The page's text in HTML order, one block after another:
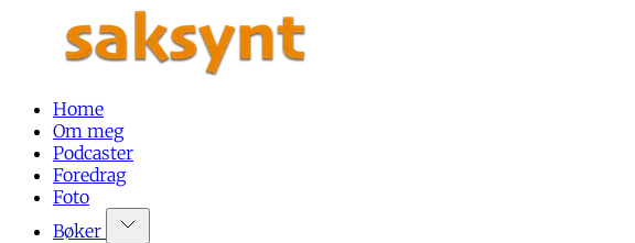
Home
Om meg
Podcaster
Foredrag
Foto
Bøker